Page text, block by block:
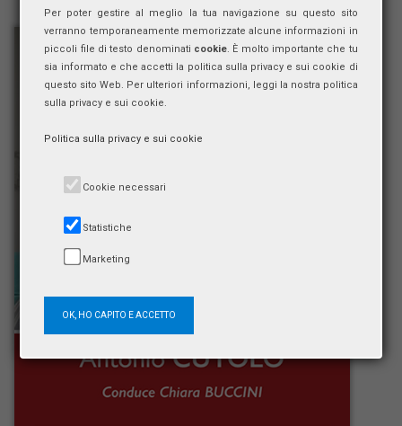
Per poter gestire al meglio la tua navigazione su questo sito
verranno temporaneamente memorizzate alcune informazioni in
piccoli file di testo denominati cookie . È molto importante che tu
sia informato e che accetti la politica sulla privacy e sui cookie di
questo sito Web. Per ulteriori informazioni, leggi la nostra politica
sulla privacy e sui cookie.
Politica sulla privacy e sui cookie
Cookie necessari
Statistiche
Marketing
OK, HO CAPITO E ACCETTO